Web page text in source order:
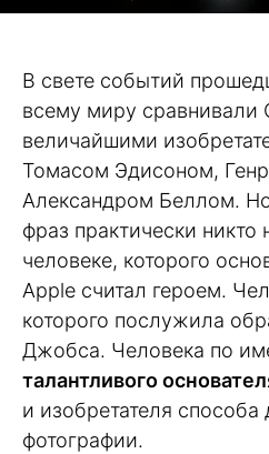
В свете событий
всему миру сравнивали
величайшими
Томасом Эдисоном,
Александром Беллом.
фраз практически никто
человеке, которого
Apple считал героем.
которого послужила
Джобса. Человека по
талантливого
и изобретателя
фотографии.